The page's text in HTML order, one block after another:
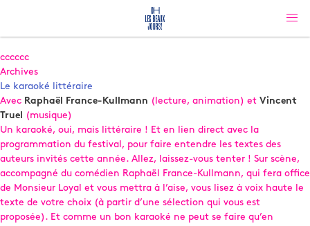
cccccc
Archives
Le karaoké littéraire
Avec Raphaël France-Kullmann (lecture, animation) et Vincent
Truel (musique)
Un karaoké, oui, mais littéraire ! Et en lien direct avec la
programmation du festival, pour faire entendre les textes des
auteurs invités cette année. Allez, laissez-vous tenter ! Sur scène,
accompagné du comédien Raphaël France-Kullmann, qui fera office
de Monsieur Loyal et vous mettra à l’aise, vous lisez à voix haute le
texte de votre choix (à partir d’une sélection qui vous est
proposée). Et comme un bon karaoké ne peut se faire qu’en